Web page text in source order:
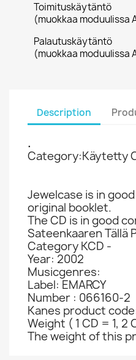
Toimituskäytäntö
(muokkaa moduulissa
Palautuskäytäntö
(muokkaa moduulissa
Description
.
Category:Käytetty
Jewelcase is in
original booklet.
The CD is in good
Sateenkaaren Tällä
Category KCD -
Year: 2002
Musicgenres:
Label: EMARCY
Number : 066160-2
Kanes product
Weight ( 1 CD = 1, 2
The weight of this